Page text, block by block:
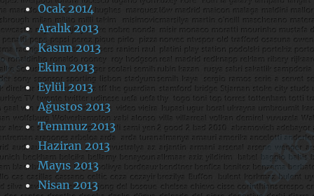
Ocak 2014
Aralık 2013
Kasım 2013
Ekim 2013
Eylül 2013
Ağustos 2013
Temmuz 2013
Haziran 2013
Mayıs 2013
Nisan 2013